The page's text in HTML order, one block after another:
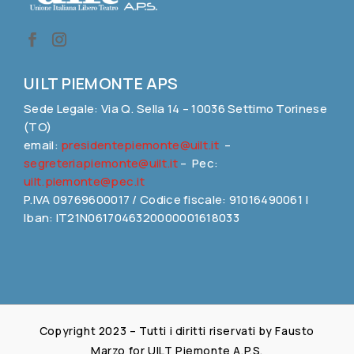
UILT PIEMONTE APS
Sede Legale: Via Q. Sella 14 – 10036 Settimo Torinese
(TO)
email: presidentepiemonte@uilt.it–
segreteriapiemonte@uilt.it– Pec:
uilt.piemonte@pec.it
P.IVA 09769600017 / Codice fiscale: 91016490061 |
Iban: IT21N0617046320000001618033
Copyright 2023 – Tutti i diritti riservati by Fausto
Marzo for UILT Piemonte A.P.S.